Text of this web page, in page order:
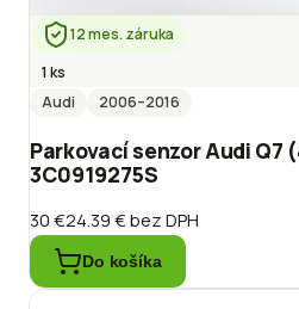
12 mes. záruka
1 ks
Audi
2006–2016
Parkovací senzor Audi Q7
3C0919275S
30 €24.39 €bez DPH
Do košíka